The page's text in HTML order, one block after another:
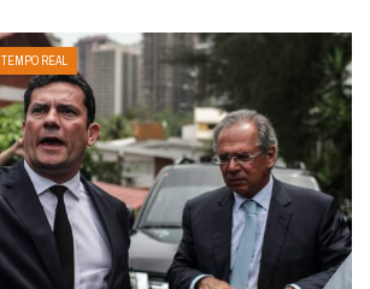
TEMPO REAL